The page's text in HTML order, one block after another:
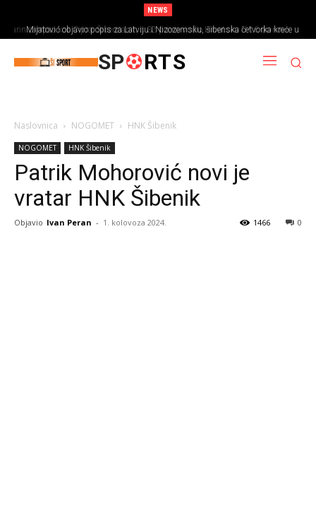
NEWS
Šarin zatrpao koš Cipra: Šibenčanin s 32 poena vodio Hrvatsku U-16 do nove
pobjede
Mijatović objavio popis za Latviju i Nizozemsku, šibenska četvorka kreće u
nove izazove
SP RTS
Naslovnica NOGOMET HNK Šibenik
NOGOMET HNK Šibenik
Patrik Mohorović novi je
vratar HNK Šibenik
Objavio Ivan Peran - 1. kolovoza 2024. 0
1466